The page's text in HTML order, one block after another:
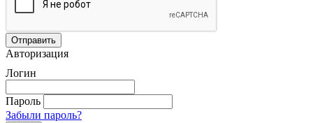
Авторизация
Логин
Пароль
Забыли пароль?